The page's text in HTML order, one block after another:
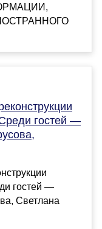
гостей —
гостей —
Светлана